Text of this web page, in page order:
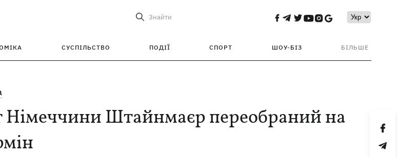
Знайти
СУСПІЛЬСТВО ПОДІЇ СПОРТ ШОУ-БІЗ БІЛЬШЕ
Німеччини Штайнмаєр переобраний на